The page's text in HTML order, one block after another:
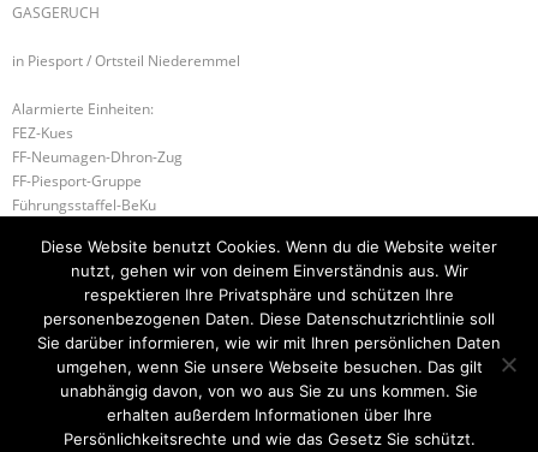
GASGERUCH
in Piesport / Ortsteil Niederemmel
Alarmierte Einheiten:
FEZ-Kues
FF-Neumagen-Dhron-Zug
FF-Piesport-Gruppe
Führungsstaffel-BeKu
BKI (LK BKS-WIL)
GSZ TE Kues (LK BKS-WIL)
H-1 UNTERSTÜTZUNG RETTUNGSDIENST S-1 SONDERLAGE
Startseite Einsätze Mitglied werden Über uns
Diese Website benutzt Cookies. Wenn du die Website weiter
nutzt, gehen wir von deinem Einverständnis aus. Wir
respektieren Ihre Privatsphäre und schützen Ihre
personenbezogenen Daten. Diese Datenschutzrichtlinie soll
Sie darüber informieren, wie wir mit Ihren persönlichen Daten
umgehen, wenn Sie unsere Webseite besuchen. Das gilt
unabhängig davon, von wo aus Sie zu uns kommen. Sie
erhalten außerdem Informationen über Ihre
Persönlichkeitsrechte und wie das Gesetz Sie schützt.